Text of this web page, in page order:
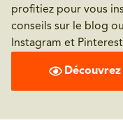
profitiez pour vous
conseils sur le blog
Instagram et